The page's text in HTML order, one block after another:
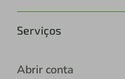
Serviços
Abrir conta